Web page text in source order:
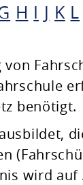
H I J K L
von
benötigt.
wird auf